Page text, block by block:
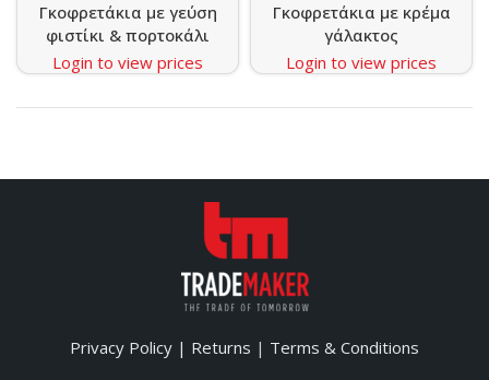
Γκοφρετάκια με γεύση
φιστίκι & πορτοκάλι
Login to view prices
Γκοφρετάκια με κρέμα
γάλακτος
Login to view prices
Privacy Policy | Returns | Terms & Conditions